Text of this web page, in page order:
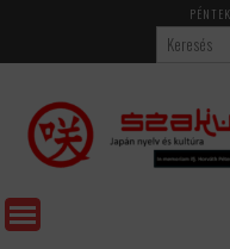
content